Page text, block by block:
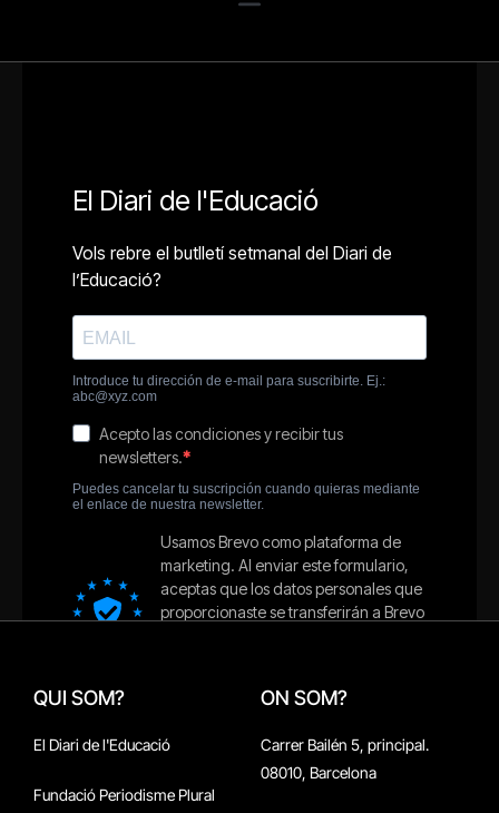
QUI SOM?
El Diari de l'Educació
Fundació Periodisme Plural
ON SOM?
Carrer Bailén 5, principal.
08010, Barcelona